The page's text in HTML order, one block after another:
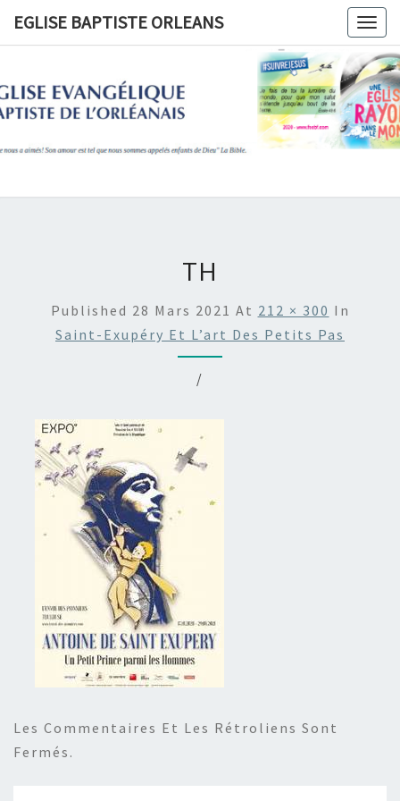
EGLISE BAPTISTE ORLEANS
EGLISE
ORLEANS
TH
Published 28 Mars 2021 At 212 × 300 In
Saint-Exupéry Et L’art Des Petits Pas
/
Les Commentaires Et Les Rétroliens Sont
Fermés.